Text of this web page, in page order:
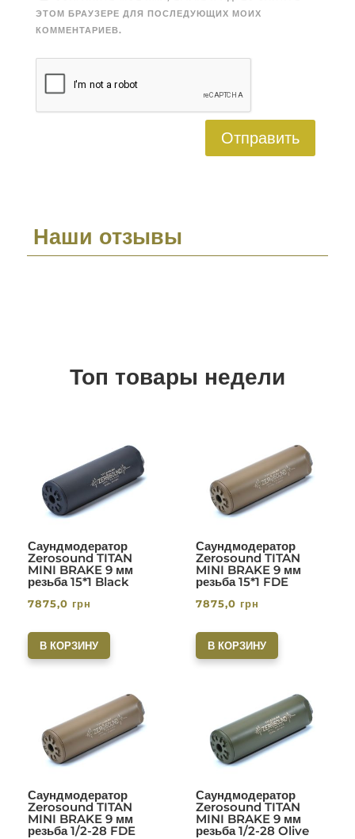
ЭТОМ БРАУЗЕРЕ ДЛЯ ПОСЛЕДУЮЩИХ МОИХ
КОММЕНТАРИЕВ.
Отправить
Наши отзывы
Топ товары недели
Саундмодератор
Zerosound TITAN
MINI BRAKE 9 мм
резьба 15*1 Black
7875,0 грн
В КОРЗИНУ
Саундмодератор
Zerosound TITAN
MINI BRAKE 9 мм
резьба 15*1 FDE
7875,0 грн
В КОРЗИНУ
Саундмодератор
Zerosound TITAN
MINI BRAKE 9 мм
резьба 1/2-28 FDE
Саундмодератор
Zerosound TITAN
MINI BRAKE 9 мм
резьба 1/2-28 Olive